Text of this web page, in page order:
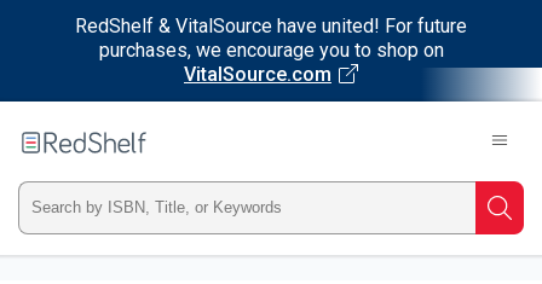
RedShelf & VitalSource have united! For future
purchases, we encourage you to shop on
VitalSource.com
RedShelf
Type
ISBN,